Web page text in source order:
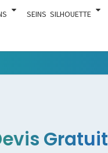
SEINS SILHOUETTE
Ce
Gratuit